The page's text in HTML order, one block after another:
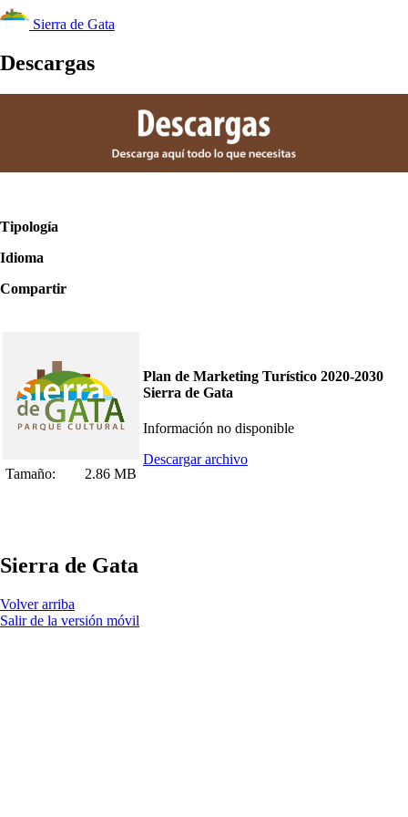
Sierra de Gata
Descargas
Tipología
Idioma
Compartir
Tamaño: 2.86 MB
Plan de Marketing Turístico 2020-2030
Sierra de Gata
Información no disponible
Descargar archivo
Sierra de Gata
Volver arriba
Salir de la versión móvil